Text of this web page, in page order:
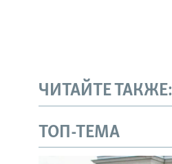
ЧИТАЙТЕ ТАКЖЕ:
ТОП-ТЕМА